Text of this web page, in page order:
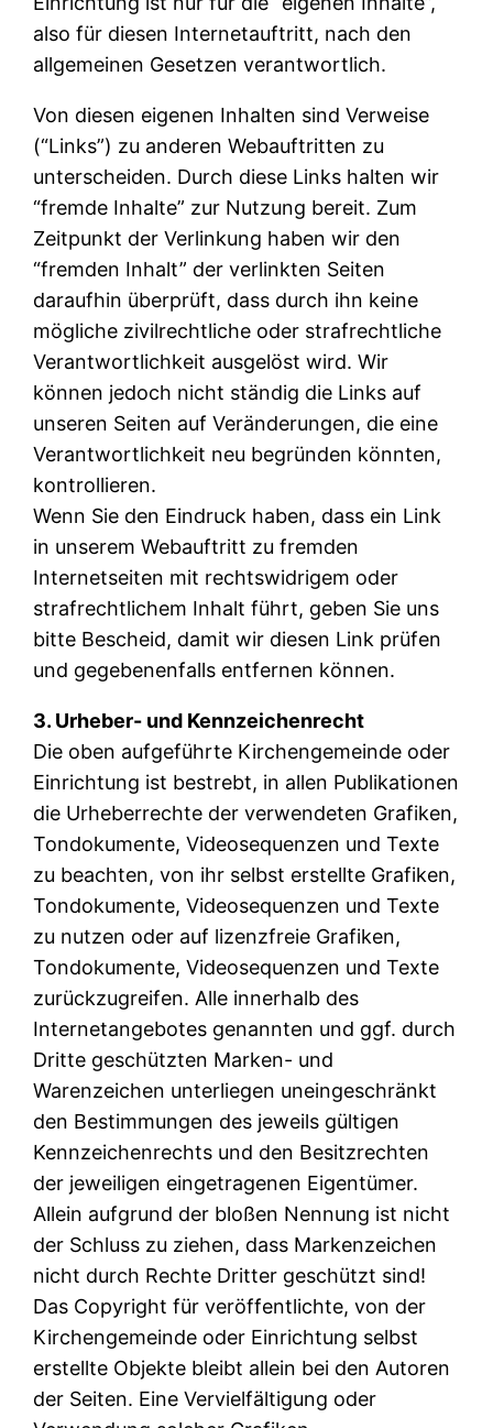
also für diesen Internetauftritt, nach den
allgemeinen Gesetzen verantwortlich.
Von diesen eigenen Inhalten sind Verweise
(“Links”) zu anderen Webauftritten zu
unterscheiden. Durch diese Links halten wir
“fremde Inhalte” zur Nutzung bereit. Zum
Zeitpunkt der Verlinkung haben wir den
“fremden Inhalt” der verlinkten Seiten
daraufhin überprüft, dass durch ihn keine
mögliche zivilrechtliche oder strafrechtliche
Verantwortlichkeit ausgelöst wird. Wir
können jedoch nicht ständig die Links auf
unseren Seiten auf Veränderungen, die eine
Verantwortlichkeit neu begründen könnten,
kontrollieren.
Wenn Sie den Eindruck haben, dass ein Link
in unserem Webauftritt zu fremden
Internetseiten mit rechtswidrigem oder
strafrechtlichem Inhalt führt, geben Sie uns
bitte Bescheid, damit wir diesen Link prüfen
und gegebenenfalls entfernen können.
3. Urheber- und Kennzeichenrecht
Die oben aufgeführte Kirchengemeinde oder
Einrichtung ist bestrebt, in allen Publikationen
die Urheberrechte der verwendeten Grafiken,
Tondokumente, Videosequenzen und Texte
zu beachten, von ihr selbst erstellte Grafiken,
Tondokumente, Videosequenzen und Texte
zu nutzen oder auf lizenzfreie Grafiken,
Tondokumente, Videosequenzen und Texte
zurückzugreifen. Alle innerhalb des
Internetangebotes genannten und ggf. durch
Dritte geschützten Marken- und
Warenzeichen unterliegen uneingeschränkt
den Bestimmungen des jeweils gültigen
Kennzeichenrechts und den Besitzrechten
der jeweiligen eingetragenen Eigentümer.
Allein aufgrund der bloßen Nennung ist nicht
der Schluss zu ziehen, dass Markenzeichen
nicht durch Rechte Dritter geschützt sind!
Das Copyright für veröffentlichte, von der
Kirchengemeinde oder Einrichtung selbst
erstellte Objekte bleibt allein bei den Autoren
der Seiten. Eine Vervielfältigung oder